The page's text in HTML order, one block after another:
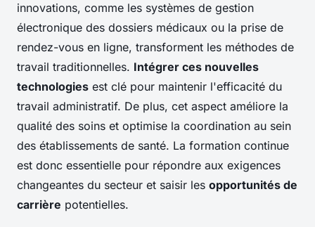
innovations, comme les systèmes de gestion
électronique des dossiers médicaux ou la prise de
rendez-vous en ligne, transforment les méthodes de
travail traditionnelles. Intégrer ces nouvelles
technologies est clé pour maintenir l'efficacité du
travail administratif. De plus, cet aspect améliore la
qualité des soins et optimise la coordination au sein
des établissements de santé. La formation continue
est donc essentielle pour répondre aux exigences
changeantes du secteur et saisir les opportunités de
carrière potentielles.